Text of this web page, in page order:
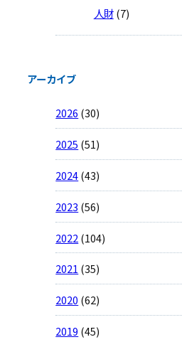
人財(7)
アーカイブ
2026 (30)
2025 (51)
2024(43)
2023 (56)
2022(104)
2021 (35)
2020 (62)
2019 (45)